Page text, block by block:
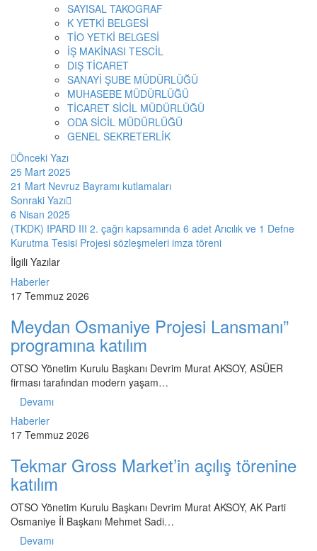
SAYISAL TAKOGRAF
K YETKİ BELGESİ
TİO YETKİ BELGESİ
İŞ MAKİNASI TESCİL
DIŞ TİCARET
SANAYİ ŞUBE MÜDÜRLÜĞÜ
MUHASEBE MÜDÜRLÜĞÜ
TİCARET SİCİL MÜDÜRLÜĞÜ
ODA SİCİL MÜDÜRLÜĞÜ
GENEL SEKRETERLİK
Önceki Yazı
25 Mart 2025
21 Mart Nevruz Bayramı kutlamaları
Sonraki Yazı
6 Nisan 2025
(TKDK) IPARD III 2. çağrı kapsamında 6 adet Arıcılık ve 1 Defne
Kurutma Tesisi Projesi sözleşmeleri imza töreni
İlgili Yazılar
Haberler
17 Temmuz 2026
Meydan Osmaniye Projesi Lansmanı”
programına katılım
OTSO Yönetim Kurulu Başkanı Devrim Murat AKSOY, ASÜER
firması tarafından modern yaşam…
Devamı
Haberler
17 Temmuz 2026
Tekmar Gross Market’in açılış törenine
katılım
OTSO Yönetim Kurulu Başkanı Devrim Murat AKSOY, AK Parti
Osmaniye İl Başkanı Mehmet Sadi…
Devamı